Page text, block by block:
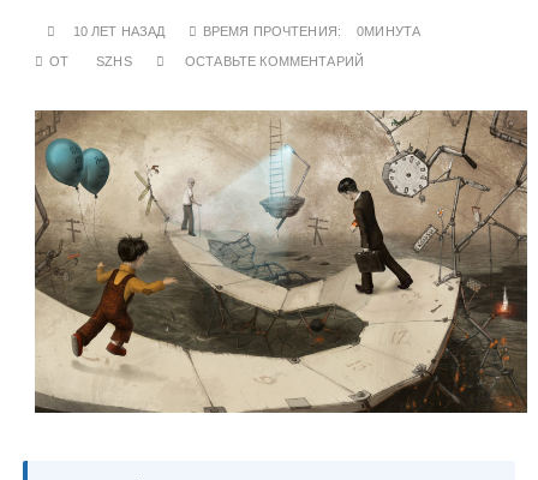
10 ЛЕТ НАЗАД ВРЕМЯ ПРОЧТЕНИЯ: 0МИНУТА
ОТ SZHS ОСТАВЬТЕ КОММЕНТАРИЙ